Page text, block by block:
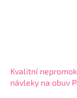
Kvalitní
návleky na obuv